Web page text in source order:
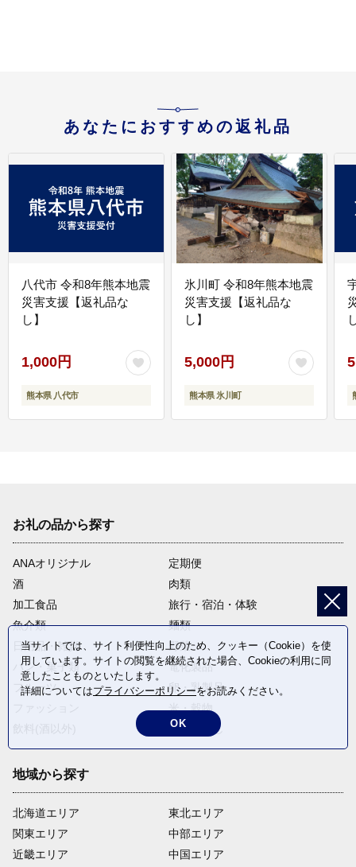
あなたにおすすめの返礼品
八代市 令和8年熊本地震
災害支援【返礼品な
し】
1,000円
熊本県 八代市
氷川町 令和8年熊本地震
災害支援【返礼品な
し】
5,000円
熊本県 氷川町
お礼の品から探す
ANAオリジナル
定期便
酒
肉類
加工食品
旅行・宿泊・体験
魚介類
麺類
日用品・雑貨
野菜
パン・菓子類
電化製品
フルーツ
卵・乳製品
米・穀物
返礼品なし
地域から探す
北海道エリア
関東エリア
近畿エリア
東北エリア
中部エリア
中国エリア
当サイトでは、サイト利便性向上のため、クッキー（Cookie）を使
用しています。サイトの閲覧を継続された場合、Cookieの利用に同
意したことものといたします。
詳細についてはプライバシーポリシーをお読みください。
OK